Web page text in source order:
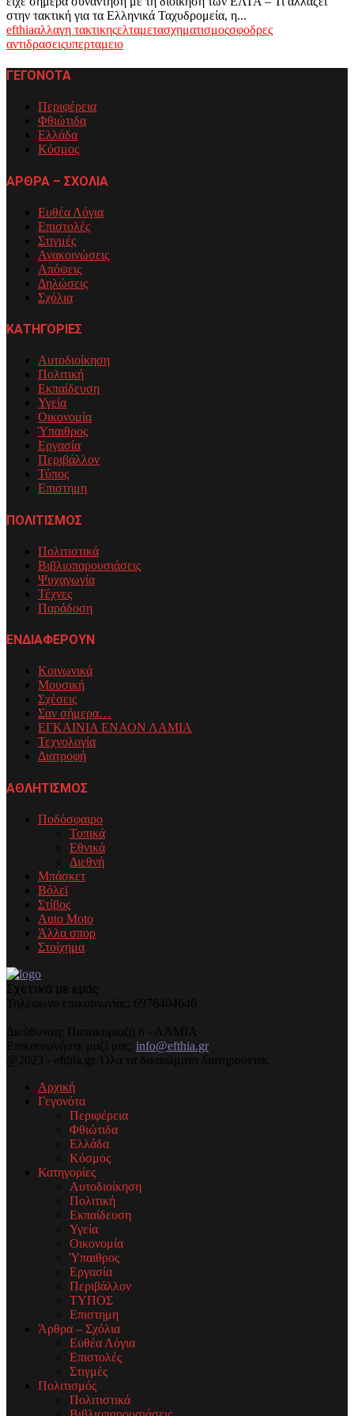
στην τακτική για τα Ελληνικά Ταχυδρομεία, η...
efthiaαλλαγη τακτικηςελταμετασχηματισμοςσφοδρες
αντιδρασειςυπερταμειο
ΓΕΓΟΝΟΤΑ
Περιφέρεια
Φθιώτιδα
Ελλάδα
Κόσμος
ΑΡΘΡΑ – ΣΧΟΛΙΑ
Ευθέα Λόγια
Επιστολές
Στιγμές
Ανακοινώσεις
Απόψεις
Δηλώσεις
Σχόλια
ΚΑΤΗΓΟΡΙΕΣ
Αυτοδιοίκηση
Πολιτική
Εκπαίδευση
Υγεία
Οικονομία
Ύπαιθρος
Εργασία
Περιβάλλον
Τύπος
Επιστημη
ΠΟΛΙΤΙΣΜΟΣ
Πολιτιστικά
Βιβλιοπαρουσιάσεις
Ψυχαγωγία
Τέχνες
Παράδοση
ΕΝΔΙΑΦΕΡΟΥΝ
Κοινωνικά
Μουσική
Σχέσεις
Σαν σήμερα…
ΕΓΚΑΙΝΙΑ ΕΝΑΟΝ ΛΑΜΙΑ
Τεχνολογία
Διατροφή
ΑΘΛΗΤΙΣΜΟΣ
Ποδόσφαιρο
Τοπικά
Εθνικά
Διεθνή
Μπάσκετ
Βόλεϊ
Στίβος
Auto Moto
Άλλα σπορ
Στοίχημα
Σχετικά με εμάς
Τηλέφωνo επικοινωνίας: 6976404646
Διεύθυνση: Παπακυριαζή 6 - ΛΑΜΙΑ
Επικοινωνήστε μαζί μας: info@efthia.gr
@2023 - efthia.gr. Όλα τα δικαιώματα διατηρούνται.
Αρχική
Γεγονότα
Περιφέρεια
Φθιώτιδα
Ελλάδα
Κόσμος
Κατηγορίες
Αυτοδιοίκηση
Πολιτική
Εκπαίδευση
Υγεία
Οικονομία
Ύπαιθρος
Εργασία
Περιβάλλον
ΤΥΠΟΣ
Επιστημη
Άρθρα – Σχόλια
Ευθέα Λόγια
Επιστολές
Στιγμές
Πολιτισμός
Πολιτιστικά